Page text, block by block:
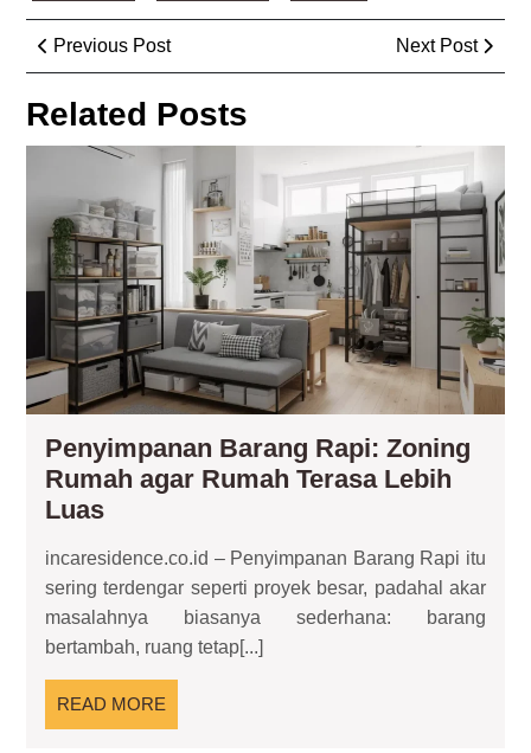
Post
navigation
Previous PostPrevious
Post
Next Post
Next
Post
Related Posts
Penyimpanan Barang Rapi: Zoning
Rumah agar Rumah Terasa Lebih
LuasPenyimpanan
Rapi:
Zoning
Rumah
agar
Rumah
Terasa
incaresidence.co.id – Penyimpanan Barang Rapi itu
sering terdengar seperti proyek besar, padahal akar
masalahnya biasanya sederhana: barang
bertambah, ruang tetap[...]
READ MORE
MORE